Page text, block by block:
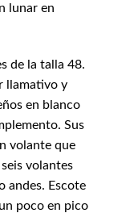
lunar en
de la talla 48.
llamativo y
en blanco
Sus
volante que
volantes
andes. Escote
poco en pico